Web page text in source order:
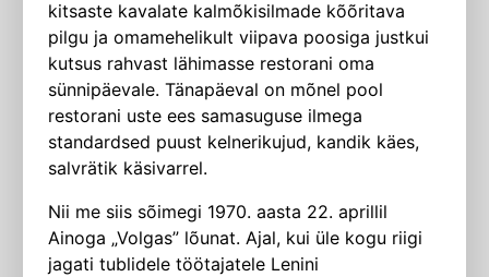
kitsaste kavalate kalmõkisilmade kõõritava
pilgu ja omamehelikult viipava poosiga justkui
kutsus rahvast lähimasse restorani oma
sünnipäevale. Tänapäeval on mõnel pool
restorani uste ees samasuguse ilmega
standardsed puust kelnerikujud, kandik käes,
salvrätik käsivarrel.
Nii me siis sõimegi 1970. aasta 22. aprillil
Ainoga „Volgas” lõunat. Ajal, kui üle kogu riigi
jagati tublidele töötajatele Lenini